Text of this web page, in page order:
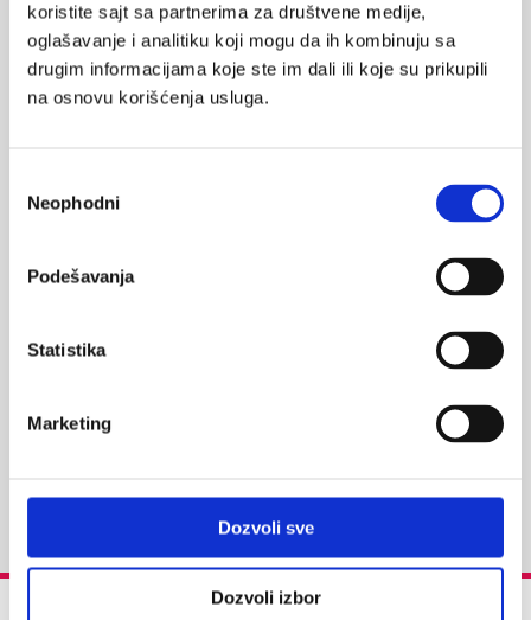
koristite sajt sa partnerima za društvene medije,
oglašavanje i analitiku koji mogu da ih kombinuju sa
drugim informacijama koje ste im dali ili koje su prikupili
na osnovu korišćenja usluga.
сагласности
Neophodni
Podešavanja
Statistika
Marketing
Dozvoli sve
Dozvoli izbor